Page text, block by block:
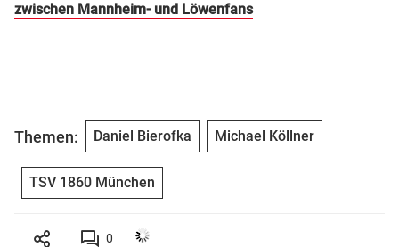
zwischen Mannheim- und Löwenfans
Themen: Daniel Bierofka Michael Köllner
TSV 1860 München
0